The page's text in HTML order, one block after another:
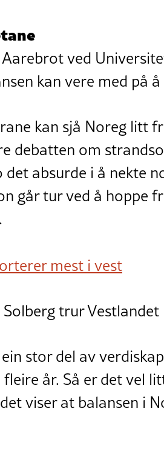
ved
kan vere med på
kan sjå Noreg litt
debatten om
det absurde i å nekte
går tur ved å hoppe
mest i vest
trur
stor del av
år. Så er det vel
viser at balansen i